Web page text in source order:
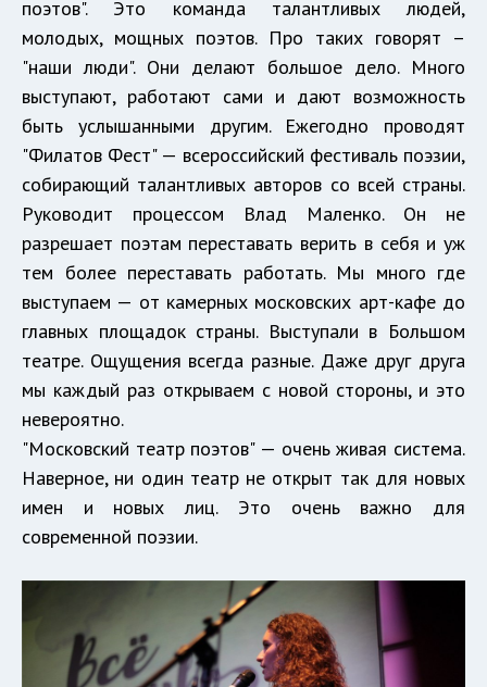
поэтов". Это команда талантливых людей,
молодых, мощных поэтов. Про таких говорят –
"наши люди". Они делают большое дело. Много
выступают, работают сами и дают возможность
быть услышанными другим. Ежегодно проводят
"Филатов Фест" — всероссийский фестиваль поэзии,
собирающий талантливых авторов со всей страны.
Руководит процессом Влад Маленко. Он не
разрешает поэтам переставать верить в себя и уж
тем более переставать работать. Мы много где
выступаем — от камерных московских арт-кафе до
главных площадок страны. Выступали в Большом
театре. Ощущения всегда разные. Даже друг друга
мы каждый раз открываем с новой стороны, и это
невероятно.
"Московский театр поэтов" — очень живая система.
Наверное, ни один театр не открыт так для новых
имен и новых лиц. Это очень важно для
современной поэзии.